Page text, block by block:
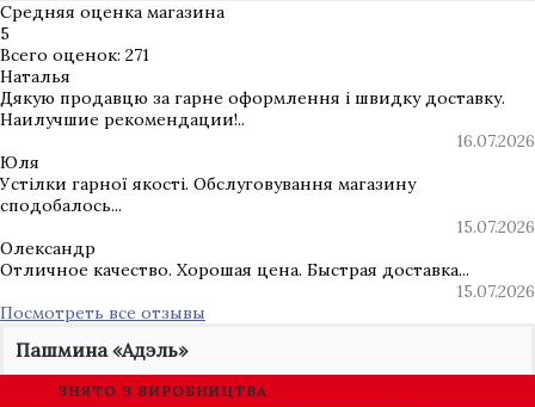
Средняя оценка магазина
5
Всего оценок: 271
Наталья
Дякую продавцю за гарне оформлення і швидку доставку.
Наилучшие рекомендации!..
16.07.2026
Юля
Устілки гарної якості. Обслуговування магазину
сподобалось...
15.07.2026
Олександр
Отличное качество. Хорошая цена. Быстрая доставка...
15.07.2026
Посмотреть все отзывы
Пашмина «Адэль»
ЗНЯТО З ВИРОБНИЦТВА